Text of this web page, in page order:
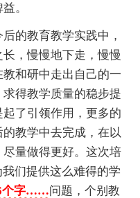
。
的教育教学实践中，
，慢慢地下走，慢慢
和研中走出自己的一
得教学质量的稳步提
了引领作用，更多的
教学中去完成，在以
量做得更好。这次培
们提供这么难得的学
个字……问题，个别教